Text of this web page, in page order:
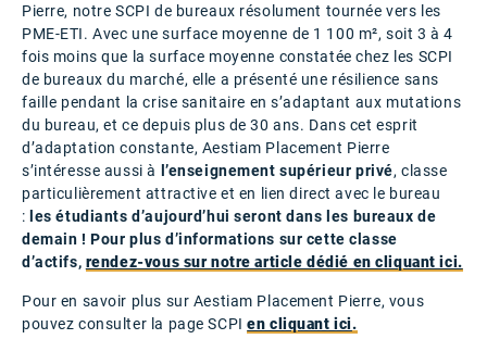
Pierre, notre SCPI de bureaux résolument tournée vers les
PME-ETI. Avec une surface moyenne de 1 100 m², soit 3 à 4
fois moins que la surface moyenne constatée chez les SCPI
de bureaux du marché, elle a présenté une résilience sans
faille pendant la crise sanitaire en s’adaptant aux mutations
du bureau, et ce depuis plus de 30 ans. Dans cet esprit
d’adaptation constante, Aestiam Placement Pierre
s’intéresse aussi à l’enseignement supérieur privé, classe
particulièrement attractive et en lien direct avec le bureau
: les étudiants d’aujourd’hui seront dans les bureaux de
demain ! Pour plus d’informations sur cette classe
d’actifs, rendez-vous sur notre article dédié en cliquant ici.
Pour en savoir plus sur Aestiam Placement Pierre, vous
pouvez consulter la page SCPIen cliquant ici.